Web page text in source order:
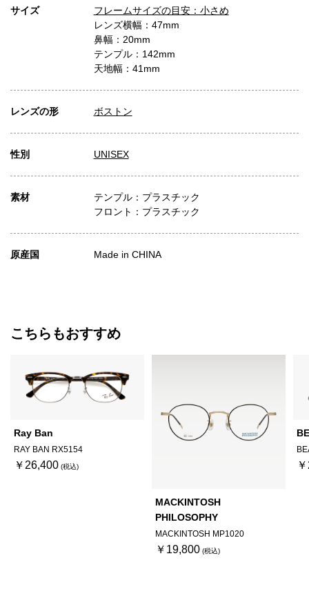
サイズ
フレームサイズの目安：小さめ
レンズ横幅：47mm
鼻幅：20mm
テンプル：142mm
天地幅：41mm
レンズの形 ボストン
性別 UNISEX
素材
テンプル：プラスチック
フロント：プラスチック
原産国 Made in CHINA
こちらもおすすめ
Ray Ban
RAY BAN RX5154
￥26,400
MACKINTOSH
PHILOSOPHY
MACKINTOSH MP1020
￥19,800